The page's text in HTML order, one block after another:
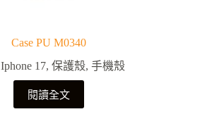
Case PU M0340
Iphone 17,保護殼,手機殼
閱讀全文